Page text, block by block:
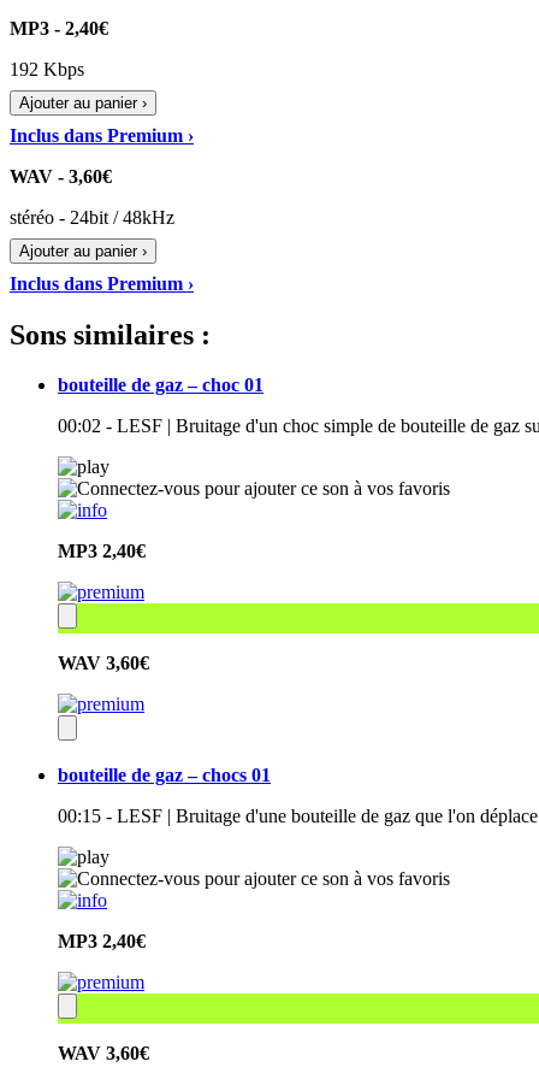
MP3 - 2,40€
192 Kbps
Ajouter au panier ›
Inclus dans Premium ›
WAV - 3,60€
stéréo - 24bit / 48kHz
Ajouter au panier ›
Inclus dans Premium ›
Sons similaires :
bouteille de gaz – choc 01
00:02 - LESF | Bruitage d'un choc simple de bouteille de gaz
MP3 2,40€
WAV 3,60€
bouteille de gaz – chocs 01
00:15 - LESF | Bruitage d'une bouteille de gaz que l'on
MP3 2,40€
WAV 3,60€